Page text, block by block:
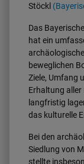
Stöckl
Das
hat ein
beweglichen
Ziele, Umfang
Erhaltung aller
langfristig
das kulturelle
Bei den
Siedlung von
stellte